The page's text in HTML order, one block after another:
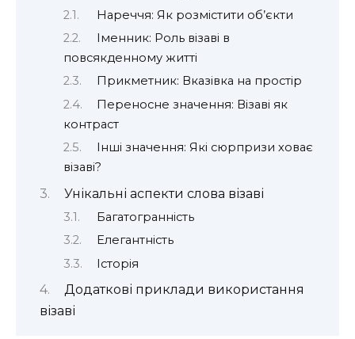
Нареччя: Як розмістити об’єкти
Іменник: Роль візаві в
повсякденному житті
Прикметник: Вказівка на простір
Переносне значення: Візаві як
контраст
Інші значення: Які сюрпризи ховає
візаві?
Унікальні аспекти слова візаві
Багатогранність
Елегантність
Історія
Додаткові приклади використання
візаві